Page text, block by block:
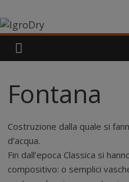
al
contenuto
IgroDry
miglior
per
muri
attualmente
in
commercio
Fontana
Costruzione dalla quale si
d’acqua.
Fin dall’epoca Classica si
compositivo: o semplici